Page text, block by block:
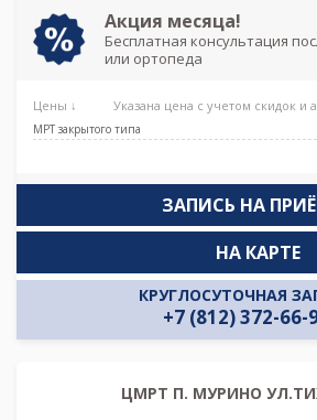
Акция месяца!
Бесплатная консультация
или ортопеда
Цены ↓ Указана цена с учетом скидок и
МРТ закрытого типа
ЗАПИСЬ НА
КРУГЛОСУТОЧНАЯ
+7 (812) 372-66-
НА КАРТЕ
ЦМРТ П. МУРИНО